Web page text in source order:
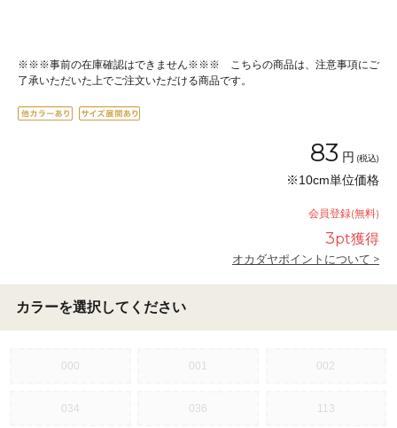
※※※事前の在庫確認はできません※※※ こちらの商品は、注意事項にご
了承いただいた上でご注文いただける商品です。
83 円 (税込)
※10cm単位価格
会員登録(無料)
3pt獲得
オカダヤポイントについて >
カラーを選択してください
000 001 002
034 036 113